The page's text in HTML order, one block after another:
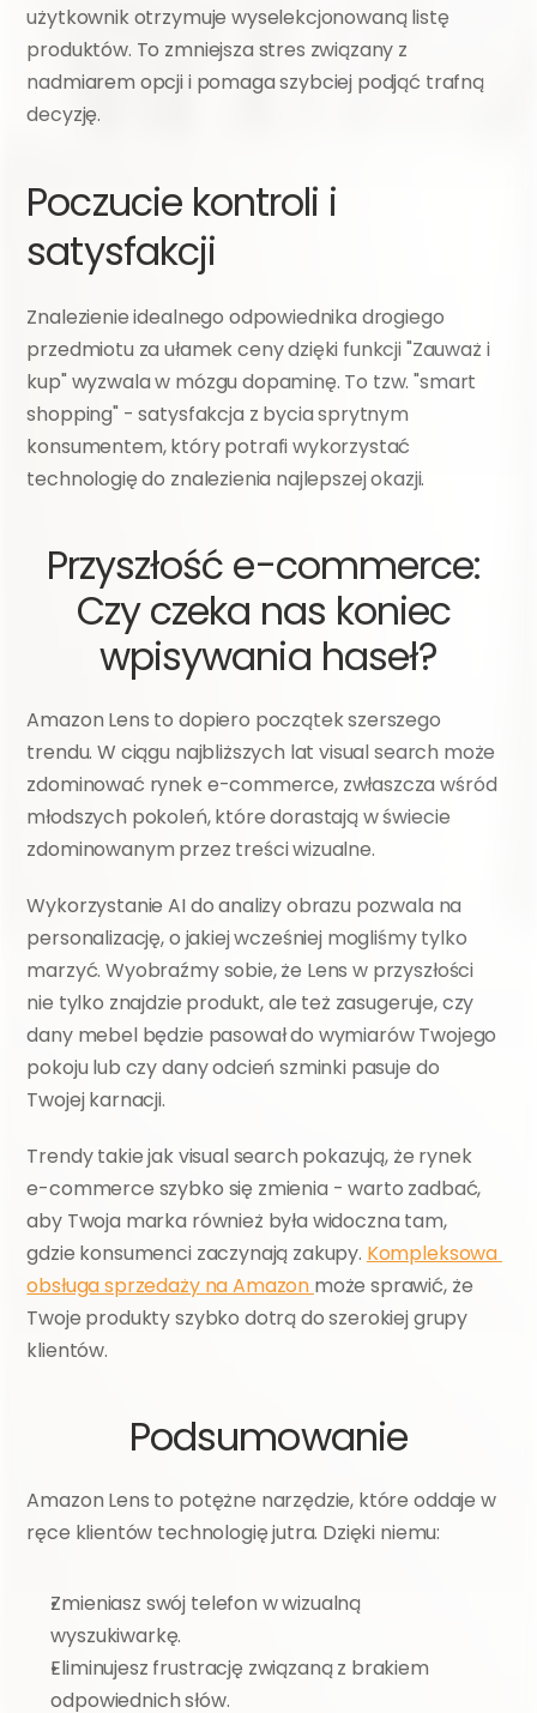
użytkownik otrzymuje wyselekcjonowaną listę
produktów. To zmniejsza stres związany z
nadmiarem opcji i pomaga szybciej podjąć trafną
decyzję.
Poczucie kontroli i
satysfakcji
Znalezienie idealnego odpowiednika drogiego
przedmiotu za ułamek ceny dzięki funkcji "Zauważ i
kup" wyzwala w mózgu dopaminę. To tzw. "smart
shopping" - satysfakcja z bycia sprytnym
konsumentem, który potrafi wykorzystać
technologię do znalezienia najlepszej okazji.
Przyszłość e-commerce:
Czy czeka nas koniec
wpisywania haseł?
Amazon Lens to dopiero początek szerszego
trendu. W ciągu najbliższych lat visual search może
zdominować rynek e-commerce, zwłaszcza wśród
młodszych pokoleń, które dorastają w świecie
zdominowanym przez treści wizualne.
Wykorzystanie AI do analizy obrazu pozwala na
personalizację, o jakiej wcześniej mogliśmy tylko
marzyć. Wyobraźmy sobie, że Lens w przyszłości
nie tylko znajdzie produkt, ale też zasugeruje, czy
dany mebel będzie pasował do wymiarów Twojego
pokoju lub czy dany odcień szminki pasuje do
Twojej karnacji.
Trendy takie jak visual search pokazują, że rynek
e-commerce szybko się zmienia - warto zadbać,
aby Twoja marka również była widoczna tam,
gdzie konsumenci zaczynają zakupy. Kompleksowa
obsługa sprzedaży na Amazon może sprawić, że
Twoje produkty szybko dotrą do szerokiej grupy
klientów.
Podsumowanie
Amazon Lens to potężne narzędzie, które oddaje w
ręce klientów technologię jutra. Dzięki niemu:
Zmieniasz swój telefon w wizualną
wyszukiwarkę.
Eliminujesz frustrację związaną z brakiem
odpowiednich słów.